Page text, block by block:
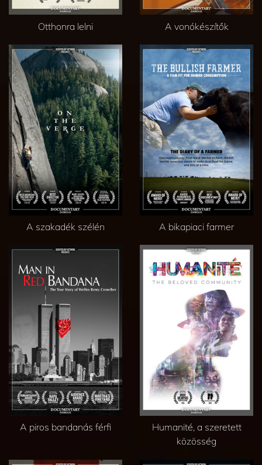
Otthonra lelni A vonókészítők
A szakadék szélén A bikapiaci farmer
A piros bandanás férfi
Humanité, a szeretett
közösség